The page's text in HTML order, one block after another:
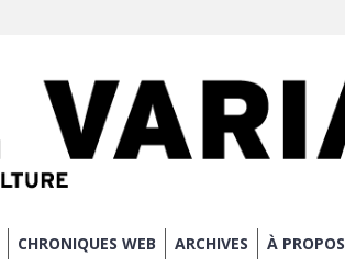
CHRONIQUES WEB ARCHIVES À PROPOS